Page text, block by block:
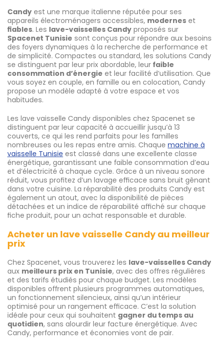
Candy est une marque italienne réputée pour ses
appareils électroménagers accessibles, modernes et
fiables. Les lave-vaisselles Candy proposés sur
Spacenet Tunisie sont conçus pour répondre aux besoins
des foyers dynamiques à la recherche de performance et
de simplicité. Compactes ou standard, les solutions Candy
se distinguent par leur prix abordable, leur faible
consommation d’énergie et leur facilité d’utilisation. Que
vous soyez en couple, en famille ou en colocation, Candy
propose un modèle adapté à votre espace et vos
habitudes.
Les lave vaisselle Candy disponibles chez Spacenet se
distinguent par leur capacité à accueillir jusqu’à 13
couverts, ce qui les rend parfaits pour les familles
nombreuses ou les repas entre amis. Chaque machine à
vaisselle Tunisie est classé dans une excellente classe
énergétique, garantissant une faible consommation d’eau
et d’électricité à chaque cycle. Grâce à un niveau sonore
réduit, vous profitez d’un lavage efficace sans bruit gênant
dans votre cuisine. La réparabilité des produits Candy est
également un atout, avec la disponibilité de pièces
détachées et un indice de réparabilité affiché sur chaque
fiche produit, pour un achat responsable et durable.
Acheter un lave vaisselle Candy au meilleur
prix
Chez Spacenet, vous trouverez les lave-vaisselles Candy
aux meilleurs prix en Tunisie, avec des offres régulières
et des tarifs étudiés pour chaque budget. Les modèles
disponibles offrent plusieurs programmes automatiques,
un fonctionnement silencieux, ainsi qu’un intérieur
optimisé pour un rangement efficace. C’est la solution
idéale pour ceux qui souhaitent gagner du temps au
quotidien, sans alourdir leur facture énergétique. Avec
Candy, performance et économies vont de pair.